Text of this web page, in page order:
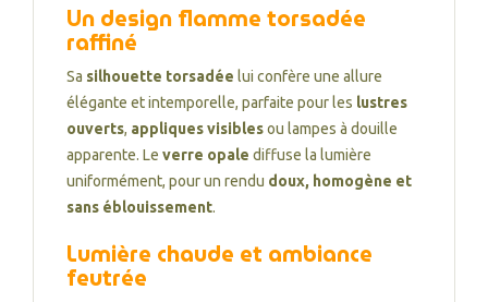
Un design flamme torsadée
raffiné
Sa silhouette torsadée lui confère une allure
élégante et intemporelle, parfaite pour les lustres
ouverts, appliques visiblesou lampes à douille
apparente. Le verre opale diffuse la lumière
uniformément, pour un rendu doux, homogène et
sans éblouissement.
Lumière chaude et ambiance
feutrée